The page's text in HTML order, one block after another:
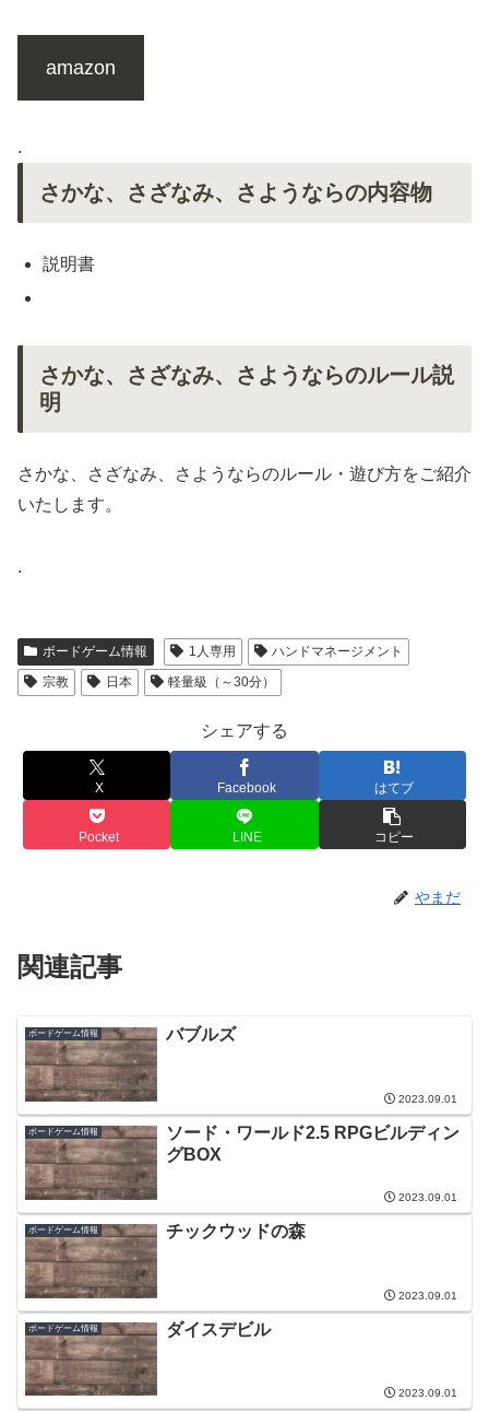
amazon
.
さかな、さざなみ、さようならの内容物
説明書
さかな、さざなみ、さようならのルール説
明
さかな、さざなみ、さようならのルール・遊び方をご紹介
いたします。
.
ボードゲーム情報 1人専用
ハンドマネージメント
宗教
日本 軽量級（～30分）
シェアする
X Facebook はてブ
Pocket LINE コピー
やまだ
関連記事
ボードゲーム情報 バブルズ
2023.09.01
ボードゲーム情報
ソード・ワールド2.5 RPGビルディン
グBOX
2023.09.01
ボードゲーム情報 チックウッドの森
2023.09.01
ボードゲーム情報 ダイスデビル
2023.09.01